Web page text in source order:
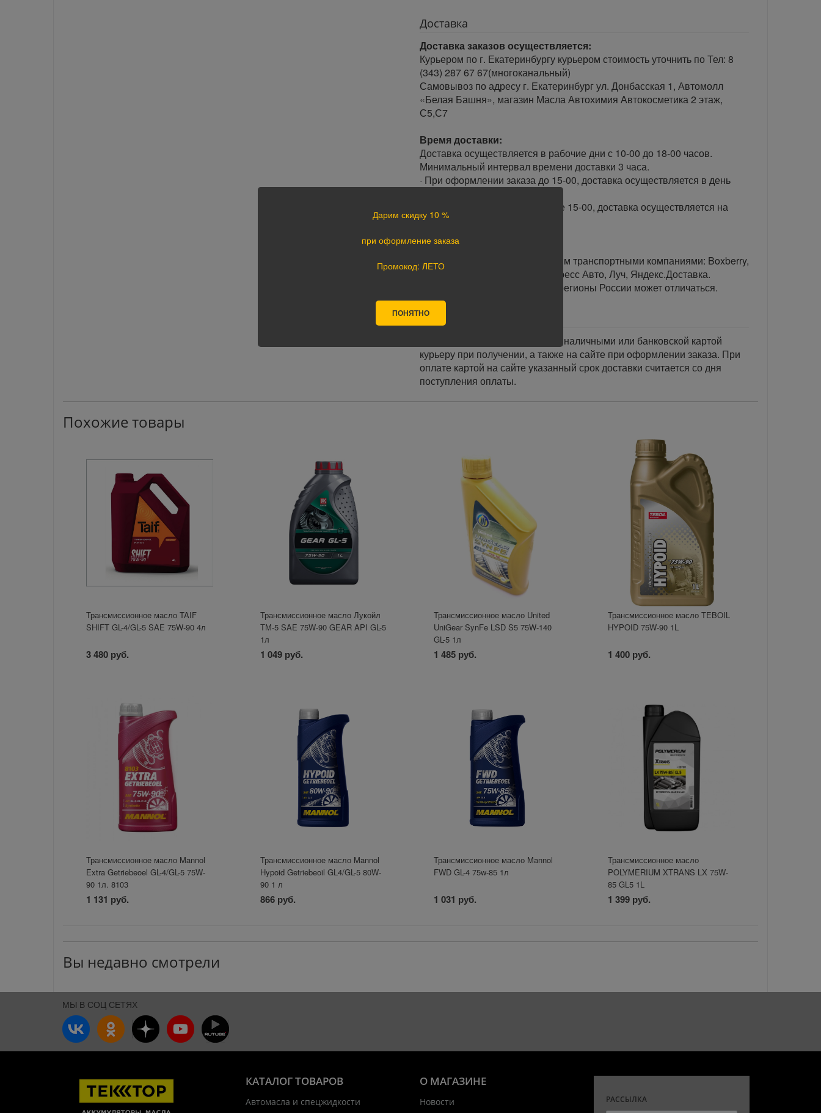
Доставка
Доставка заказов осуществляется:
Курьером по г. Екатеринбургу курьером стоимость уточнить по Тел: 8
(343) 287 67 67(многоканальный)
Самовывоз по адресу г. Екатеринбург ул. Донбасская 1, Автомолл
«Белая Башня», магазин Масла Автохимия Автокосметика 2 этаж,
С5,С7
Время доставки:
Доставка осуществляется в рабочие дни с 10-00 до 18-00 часов.
Минимальный интервал времени доставки 3 часа.
· При оформлении заказа до 15-00, доставка осуществляется в день
· При оформлении заказа после 15-00, доставка осуществляется на
следующий день.
Доставка по России:
В любой уголок России доставим транспортными компаниями: Boxberry,
Почта России, ПЭК, GTD, Экспресс Авто, Луч, Яндекс.Доставка.
Стоимость доставки в разные регионы России может отличаться.
Оплата
Оплата заказа осуществляется наличными или банковской картой
курьеру при получении, а также на сайте при оформлении заказа. При
оплате картой на сайте указанный срок доставки считается со дня
поступления оплаты.
Похожие товары
Трансмиссионное масло TAIF
SHIFT GL-4/GL-5 SAE 75W-90 4л
3 480 руб.
Трансмиссионное масло Лукойл
ТМ-5 SAE 75W-90 GEAR API GL-5
1л
1 049 руб.
Трансмиссионное масло United
UniGear SynFe LSD S5 75W-140
GL-5 1л
1 485 руб.
Трансмиссионное масло TEBOIL
HYPOID 75W-90 1L
1 400 руб.
Трансмиссионное масло Mannol
Extra Getriebeoel GL-4/GL-5 75W-
90 1л. 8103
1 131 руб.
Трансмиссионное масло Mannol
Hypoid Getriebeoil GL4/GL-5 80W-
90 1 л
866 руб.
Трансмиссионное масло Mannol
FWD GL-4 75w-85 1л
1 031 руб.
Трансмиссионное масло
POLYMERIUM XTRANS LX 75W-
85 GL5 1L
1 399 руб.
Вы недавно смотрели
МЫ В СОЦ СЕТЯХ
О МАГАЗИНЕ
Новости
КАТАЛОГ ТОВАРОВ
Автомасла и спецжидкости
РАССЫЛКА
Дарим скидку 10 %
при оформление заказа
Промокод: ЛЕТО
ПОНЯТНО